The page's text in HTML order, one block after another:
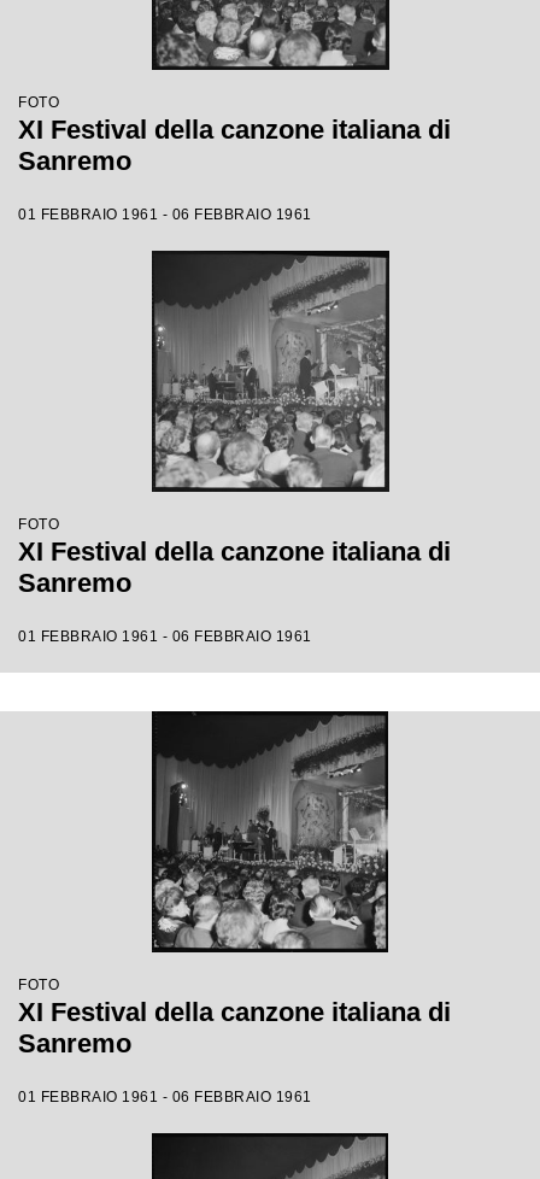
FOTO
XI Festival della canzone italiana di
Sanremo
01 FEBBRAIO 1961 - 06 FEBBRAIO 1961
FOTO
XI Festival della canzone italiana di
Sanremo
01 FEBBRAIO 1961 - 06 FEBBRAIO 1961
FOTO
XI Festival della canzone italiana di
Sanremo
01 FEBBRAIO 1961 - 06 FEBBRAIO 1961